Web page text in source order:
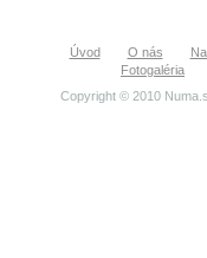
Úvod O nás
Fotogaléria
Copyright © 2010